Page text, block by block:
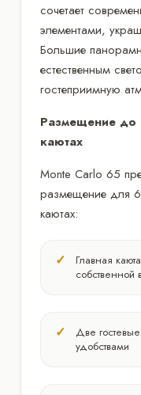
сочетает
элементами,
Большие
естественным
гостеприимную
Размещение до
каютах
Monte Carlo 65
размещение для 6
каютах:
Главная
собственной
Две
удобствами